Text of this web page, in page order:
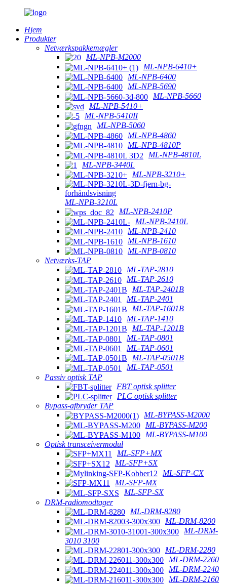
Hjem
Produkter
Netværkspakkemægler
ML-NPB-M2000
ML-NPB-6410+
ML-NPB-6400
ML-NPB-5690
ML-NPB-5660
ML-NPB-5410+
ML-NPB-5410II
ML-NPB-5060
ML-NPB-4860
ML-NPB-4810P
ML-NPB-4810L
ML-NPB-3440L
ML-NPB-3210+
ML-NPB-3210L
ML-NPB-2410P
ML-NPB-2410L
ML-NPB-2410
ML-NPB-1610
ML-NPB-0810
Netværks-TAP
ML-TAP-2810
ML-TAP-2610
ML-TAP-2401B
ML-TAP-2401
ML-TAP-1601B
ML-TAP-1410
ML-TAP-1201B
ML-TAP-0801
ML-TAP-0601
ML-TAP-0501B
ML-TAP-0501
Passiv optisk TAP
FBT optisk splitter
PLC optisk splitter
Bypass-afbryder TAP
ML-BYPASS-M2000
ML-BYPASS-M200
ML-BYPASS-M100
Optisk transceivermodul
ML-SFP+MX
ML-SFP+SX
ML-SFP-CX
ML-SFP-MX
ML-SFP-SX
DRM-radiomodtager
ML-DRM-8280
ML-DRM-8200
ML-DRM-
3010 3100
ML-DRM-2280
ML-DRM-2260
ML-DRM-2240
ML-DRM-2160